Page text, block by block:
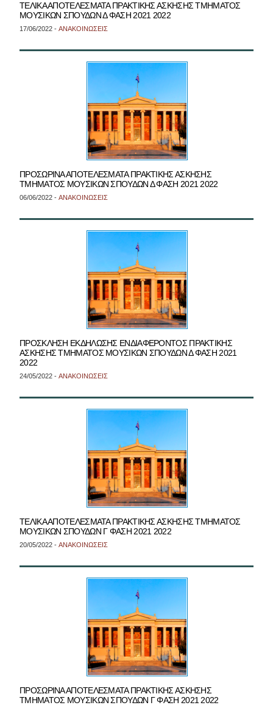
ΤΕΛΙΚΑ ΑΠΟΤΕΛΕΣΜΑΤΑ ΠΡΑΚΤΙΚΗΣ ΑΣΚΗΣΗΣ ΤΜΗΜΑΤΟΣ
ΜΟΥΣΙΚΩΝ ΣΠΟΥΔΩΝ Δ ΦΑΣΗ 2021 2022
17/06/2022 - ΑΝΑΚΟΙΝΩΣΕΙΣ
ΠΡΟΣΩΡΙΝΑ ΑΠΟΤΕΛΕΣΜΑΤΑ ΠΡΑΚΤΙΚΗΣ ΑΣΚΗΣΗΣ
ΤΜΗΜΑΤΟΣ ΜΟΥΣΙΚΩΝ ΣΠΟΥΔΩΝ Δ ΦΑΣΗ 2021 2022
06/06/2022 - ΑΝΑΚΟΙΝΩΣΕΙΣ
ΠΡΟΣΚΛΗΣΗ ΕΚΔΗΛΩΣΗΣ ΕΝΔΙΑΦΕΡΟΝΤΟΣ ΠΡΑΚΤΙΚΗΣ
ΑΣΚΗΣΗΣ ΤΜΗΜΑΤΟΣ ΜΟΥΣΙΚΩΝ ΣΠΟΥΔΩΝ Δ ΦΑΣΗ 2021
2022
24/05/2022 - ΑΝΑΚΟΙΝΩΣΕΙΣ
ΤΕΛΙΚΑ ΑΠΟΤΕΛΕΣΜΑΤΑ ΠΡΑΚΤΙΚΗΣ ΑΣΚΗΣΗΣ ΤΜΗΜΑΤΟΣ
ΜΟΥΣΙΚΩΝ ΣΠΟΥΔΩΝ Γ ΦΑΣΗ 2021 2022
20/05/2022 - ΑΝΑΚΟΙΝΩΣΕΙΣ
ΠΡΟΣΩΡΙΝΑ ΑΠΟΤΕΛΕΣΜΑΤΑ ΠΡΑΚΤΙΚΗΣ ΑΣΚΗΣΗΣ
ΤΜΗΜΑΤΟΣ ΜΟΥΣΙΚΩΝ ΣΠΟΥΔΩΝ Γ ΦΑΣΗ 2021 2022